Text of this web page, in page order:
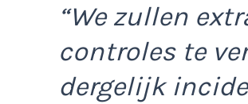
“We zullen
controles te
dergelijk